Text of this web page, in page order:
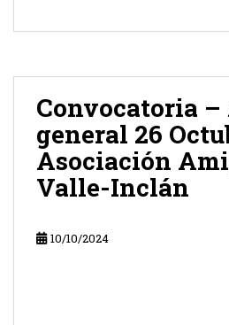
Convocatoria –
general 26
Asociación
Valle-Inclán
10/10/2024